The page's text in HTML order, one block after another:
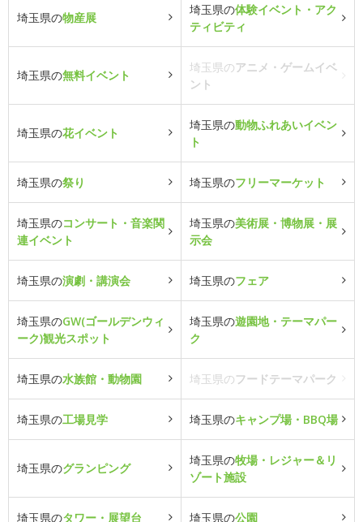
埼玉県の物産展
埼玉県の体験イベント・アク
ティビティ
埼玉県の無料イベント
埼玉県のアニメ・ゲームイベ
ント
埼玉県の花イベント
埼玉県の動物ふれあいイベン
ト
埼玉県の祭り 埼玉県のフリーマーケット
埼玉県のコンサート・音楽関
連イベント
埼玉県の美術展・博物展・展
示会
埼玉県の演劇・講演会 埼玉県のフェア
埼玉県のGW(ゴールデンウィ
ーク)観光スポット
埼玉県の遊園地・テーマパー
ク
埼玉県の水族館・動物園 埼玉県のフードテーマパーク
埼玉県の工場見学 埼玉県のキャンプ場・BBQ場
埼玉県のグランピング
埼玉県の牧場・レジャー＆リ
ゾート施設
埼玉県のタワー・展望台 埼玉県の公園